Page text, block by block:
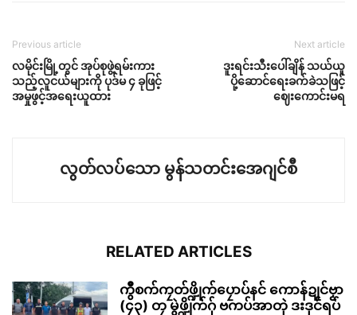
Previous article
လမိုင်းမြို့တွင် အုပ်စုဖွဲ့ရမ်းကား
သည့်လူငယ်များကို ပုဒ်မ ၄ ခုဖြင့်
အမှုဖွင့်အရေးယူထား
Next article
ဒူးရင်းသီးပေါ်ချိန် သယ်ယူ
ပို့ဆောင်ရေးခက်ခဲသဖြင့်
ဈေးကောင်းမရ
လွတ်လပ်သော မွန်သတင်းအေဂျင်စီ
RELATED ARTICLES
ကွဳစက်ကၠတ်ဖ္ဍိုက်ပၠောပ်နင် ကောန်ဍုင်ဗၟာ
(၄၃) တၠ မွဲဖ္ဍိုက်ဂှ် ဗကပ်အာတုဲ ဒးဒုင်ရပ်